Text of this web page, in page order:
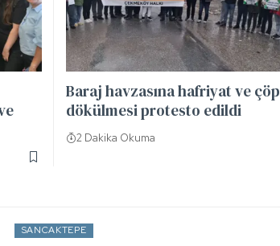
Baraj havzasına hafriyat ve çöp
dökülmesi protesto edildi
2 Dakika Okuma
SANCAKTEPE